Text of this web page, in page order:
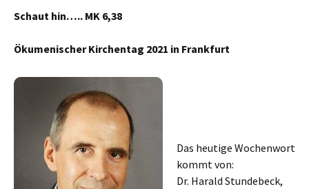
Schaut hin….. MK 6,38
Ökumenischer Kirchentag 2021 in Frankfurt
Das heutige Wochenwort
kommt von:
Dr. Harald Stundebeck,